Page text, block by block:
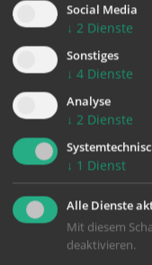
Mesner/in
Der Mesnerdienst
z.B. Vorbereitung
Geräte für den
Unterstützung des
er/sie ist erste
Social Media
↓ 2 Dienste
Sonstiges
↓ 4 Dienste
Analyse
↓ 2 Dienste
↓ 1 Dienst
Alle Dienste
Mit diesem
deaktivieren.